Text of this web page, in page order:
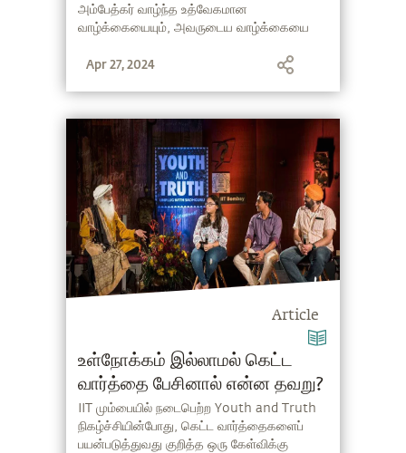
அம்பேத்கர் வாழ்ந்த உத்வேகமான
வாழ்க்கையையும், அவருடைய வாழ்க்கையை
விளக்குகிறார்.
Apr 27, 2024
Article
உள்நோக்கம் இல்லாமல் கெட்ட
வார்த்தை பேசினால் என்ன தவறு?
IIT மும்பையில் நடைபெற்ற Youth and Truth
நிகழ்ச்சியின்போது, கெட்ட வார்த்தைகளைப்
பயன்படுத்துவது குறித்த ஒரு கேள்விக்கு